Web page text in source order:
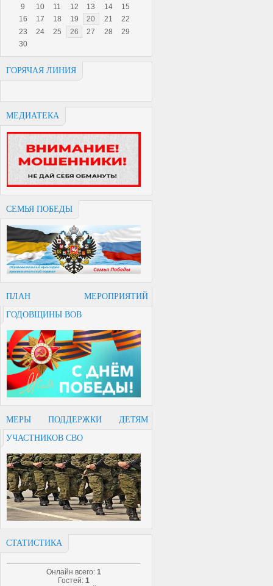
9
10 11 12 13 14
15
16
17 18 19 20 21
22
23
24 25 26 27 28
29
30
ГОРЯЧАЯ ЛИНИЯ
МЕДИАТЕКА
СЕМЬЯ ПОБЕДЫ
ПЛАН МЕРОПРИЯТИЙ
ГОДОВЩИНЫ ВОВ
МЕРЫ ПОДДЕРЖКИ ДЕТЯМ
УЧАСТНИКОВ СВО
СТАТИСТИКА
Онлайн всего: 1
Гостей: 1